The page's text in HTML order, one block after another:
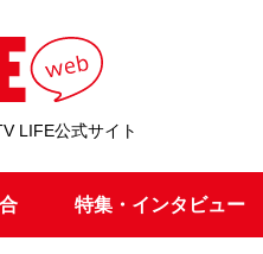
LIFE公式サイト
特集・インタビュー